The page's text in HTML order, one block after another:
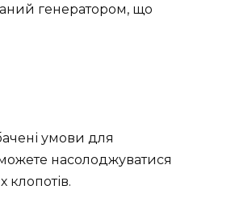
генератором, що
умови для
насолоджуватися
клопотів.